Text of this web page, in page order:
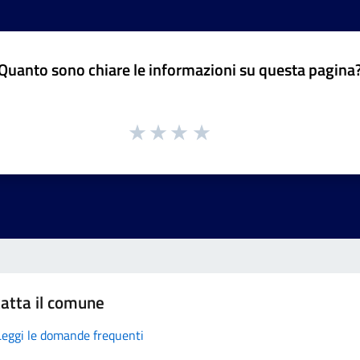
sono chiare le informazioni su questa
il comune
le domande frequenti